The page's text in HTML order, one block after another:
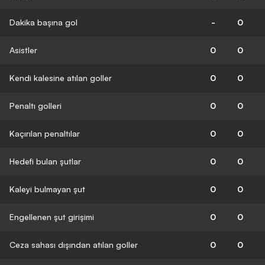
Dakika başına gol - 0
Asistler 0 0
Kendi kalesine atılan goller 0 0
Penaltı golleri 0 0
Kaçırılan penaltılar 0 0
Hedefi bulan şutlar 0 0
Kaleyi bulmayan şut 0 0
Engellenen şut girişimi 0 0
Ceza sahası dışından atılan goller 0 0